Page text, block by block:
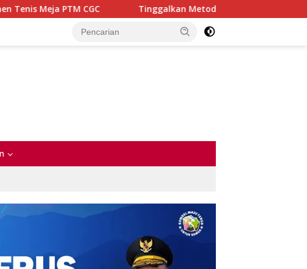
Tinggalkan Metode Kaku, PP-MPK Unsri Dorong Perkuliahan